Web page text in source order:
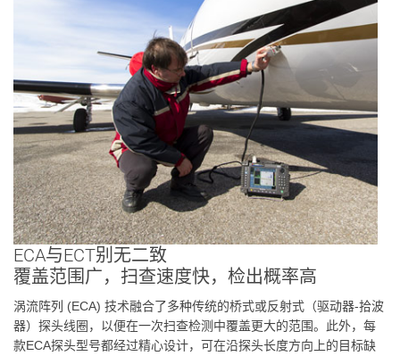
ECA与ECT别无二致
覆盖范围广，扫查速度快，检出概率高
涡流阵列 (ECA) 技术融合了多种传统的桥式或反射式（驱动器-拾波
器）探头线圈，以便在一次扫查检测中覆盖更大的范围。此外，每
款ECA探头型号都经过精心设计，可在沿探头长度方向上的目标缺